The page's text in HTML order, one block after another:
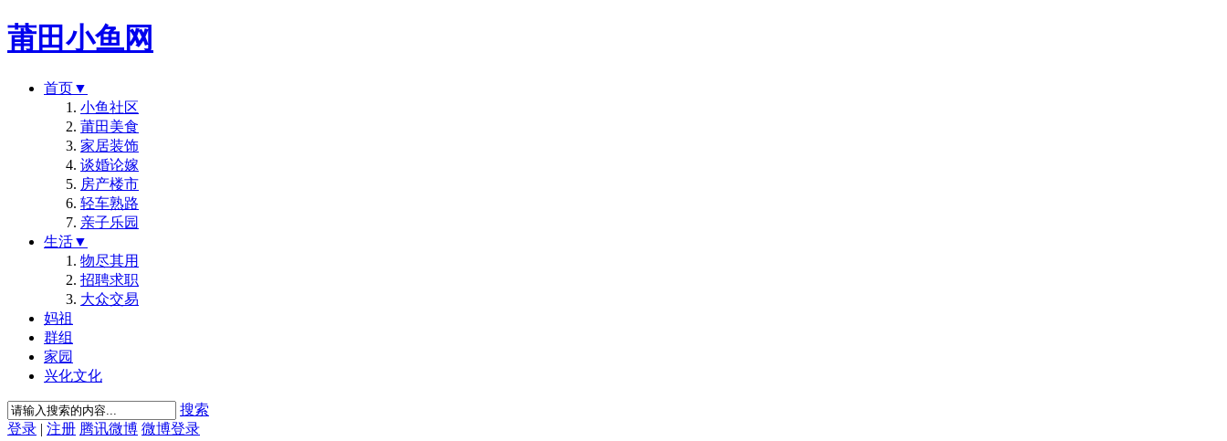
莆田小鱼网
首页▼
小鱼社区
莆田美食
家居装饰
谈婚论嫁
房产楼市
轻车熟路
亲子乐园
生活▼
物尽其用
招聘求职
大众交易
妈祖
群组
家园
兴化文化
搜索
登录 | 注册 腾讯微博 微博登录